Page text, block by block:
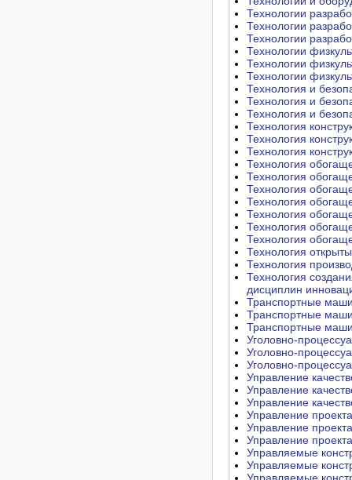
Технологии
Технологии
Технологии
Технологии
Технологии
Технологии
Технология и
Технология и
Технология и
Технология
Технология
Технология
Технология
Технология
Технология
Технология
Технология
Технология
Технология
Технология
Технология
Технология
дисциплин
Транспортные
Транспортные
Транспортные
Уголовно-
Уголовно-
Уголовно-
Управление
Управление
Управление
Управление
Управление
Управление
Управляемые
Управляемые